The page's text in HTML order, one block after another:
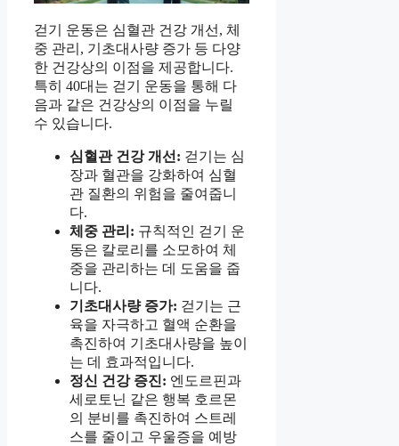
걷기 운동은 심혈관 건강 개선, 체
중 관리, 기초대사량 증가 등 다양
한 건강상의 이점을 제공합니다.
특히 40대는 걷기 운동을 통해 다
음과 같은 건강상의 이점을 누릴
수 있습니다.
심혈관 건강 개선: 걷기는 심
장과 혈관을 강화하여 심혈
관 질환의 위험을 줄여줍니
다.
체중 관리: 규칙적인 걷기 운
동은 칼로리를 소모하여 체
중을 관리하는 데 도움을 줍
니다.
기초대사량 증가: 걷기는 근
육을 자극하고 혈액 순환을
촉진하여 기초대사량을 높이
는 데 효과적입니다.
정신 건강 증진: 엔도르핀과
세로토닌 같은 행복 호르몬
의 분비를 촉진하여 스트레
스를 줄이고 우울증을 예방